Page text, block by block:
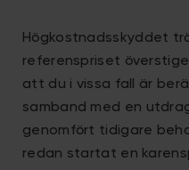
Högkostnadsskyddet
referenspriset
att du i vissa fall är
samband med en
genomfört tidigare
redan startat en